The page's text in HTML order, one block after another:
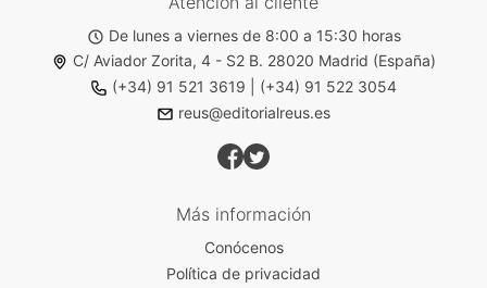
De lunes a viernes de 8:00 a 15:30 horas
C/ Aviador Zorita, 4 - S2 B. 28020 Madrid (España)
(+34) 91 521 3619
(+34) 91 522 3054
reus@editorialreus.es
Más información
Conócenos
Política de privacidad